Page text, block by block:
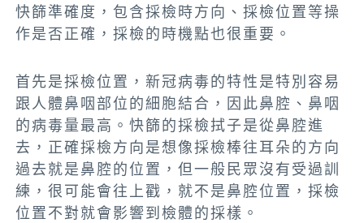
快篩準確度，包含採檢時方向、採檢位置等操
作是否正確，採檢的時機點也很重要。
首先是採檢位置，新冠病毒的特性是特別容易
跟人體鼻咽部位的細胞結合，因此鼻腔、鼻咽
的病毒量最高。快篩的採檢拭子是從鼻腔進
去，正確採檢方向是想像採檢棒往耳朵的方向
過去就是鼻腔的位置，但一般民眾沒有受過訓
練，很可能會往上戳，就不是鼻腔位置，採檢
位置不對就會影響到檢體的採樣。